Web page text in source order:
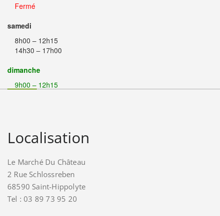
Fermé
samedi
8h00 – 12h15
14h30 – 17h00
dimanche
9h00 – 12h15
Localisation
Le Marché Du Château
2 Rue Schlossreben
68590 Saint-Hippolyte
Tel : 03 89 73 95 20